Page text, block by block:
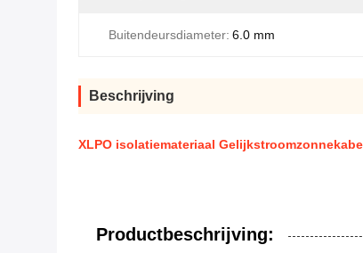
Buitendeursdiameter: 6.0 mm
Beschrijving
XLPO isolatiemateriaal
Productbeschrijving: